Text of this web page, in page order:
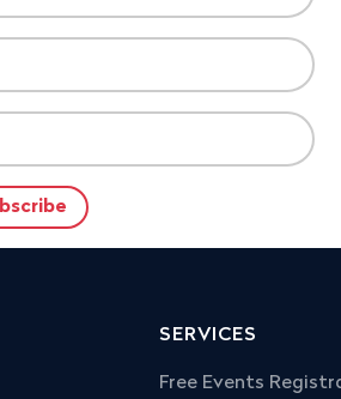
SERVICES
Free Events